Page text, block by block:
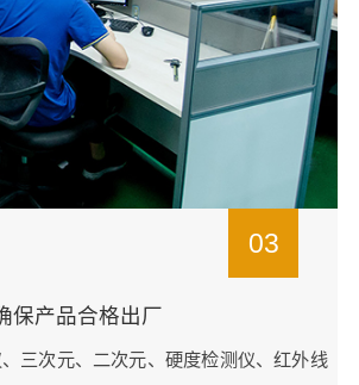
03
保产品合格出厂
三次元、二次元、硬度检测仪、红外线